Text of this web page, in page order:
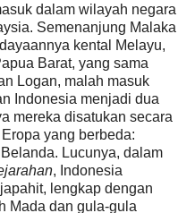
dalam wilayah negara
Semenanjung Malaka
kental Melayu,
Barat, yang sama
Logan, malah masuk
Indonesia menjadi dua
mereka disatukan secara
yang berbeda:
Lucunya, dalam
, Indonesia
lengkap dengan
Mada dan gula-gula